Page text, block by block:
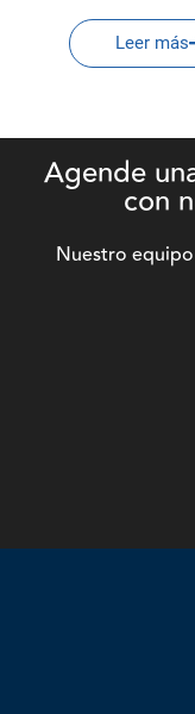
Leer más
Agende
con
Nuestro